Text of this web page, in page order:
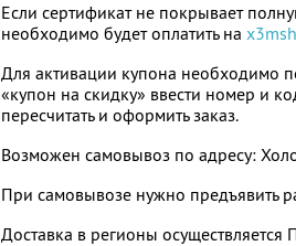
Если сертификат не покрывает
необходимо будет оплатить на
Для активации купона необходимо
«купон на скидку» ввести номер и
пересчитать и оформить заказ.
Возможен самовывоз по адресу:
При самовывозе нужно предъявить
Доставка в регионы